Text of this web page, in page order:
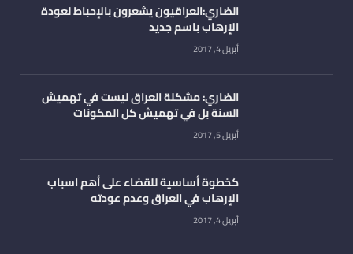
الضاري:العراقيون يشعرون بالإحباط لعودة
الإرهاب باسم جديد
أبريل 4, 2017
الضاري: مشكلة العراق ليست في تهميش
السنة بل في تهميش كل المكونات
أبريل 5, 2017
كخطوة أساسية للقضاء على أهم اسباب
الإرهاب في العراق وعدم عودته
أبريل 4, 2017